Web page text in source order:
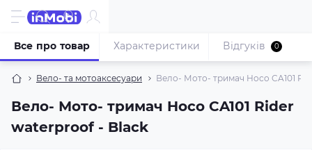
Вело- та мотоаксесуари Вело- Мото- тримач Hoco CA101
Вело- Мото- тримач Hoco CA101 Rider
waterproof - Black
Все про товар Характеристики Відгуків 0